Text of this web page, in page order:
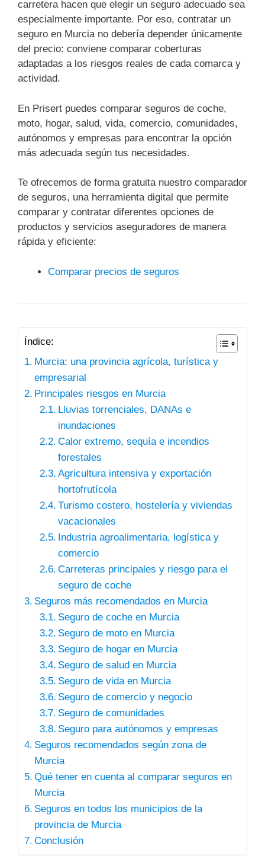
carretera hacen que elegir un seguro adecuado sea
especialmente importante. Por eso, contratar un
seguro en Murcia no debería depender únicamente
del precio: conviene comparar coberturas
adaptadas a los riesgos reales de cada comarca y
actividad.
En Prisert puedes comparar seguros de coche,
moto, hogar, salud, vida, comercio, comunidades,
autónomos y empresas para encontrar la opción
más adecuada según tus necesidades.
Te ofrecemos de forma gratuita nuestro comparador
de seguros, una herramienta digital que permite
comparar y contratar diferentes opciones de
productos y servicios aseguradores de manera
rápida y eficiente:
Comparar precios de seguros
Índice:
Murcia: una provincia agrícola, turística y
empresarial
Principales riesgos en Murcia
Lluvias torrenciales, DANAs e
inundaciones
Calor extremo, sequía e incendios
forestales
Agricultura intensiva y exportación
hortofrutícola
Turismo costero, hostelería y viviendas
vacacionales
Industria agroalimentaria, logística y
comercio
Carreteras principales y riesgo para el
seguro de coche
Seguros más recomendados en Murcia
Seguro de coche en Murcia
Seguro de moto en Murcia
Seguro de hogar en Murcia
Seguro de salud en Murcia
Seguro de vida en Murcia
Seguro de comercio y negocio
Seguro de comunidades
Seguro para autónomos y empresas
Seguros recomendados según zona de
Murcia
Qué tener en cuenta al comparar seguros en
Murcia
Seguros en todos los municipios de la
provincia de Murcia
Conclusión